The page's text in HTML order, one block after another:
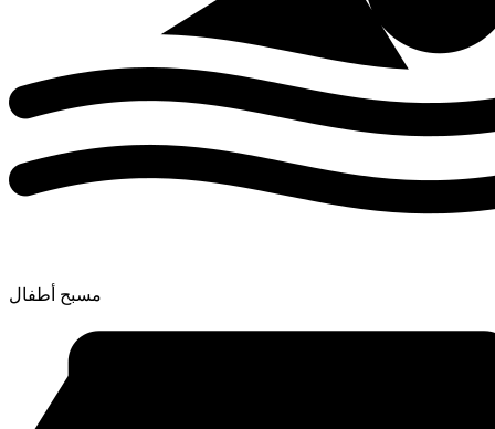
مسبح أطفال